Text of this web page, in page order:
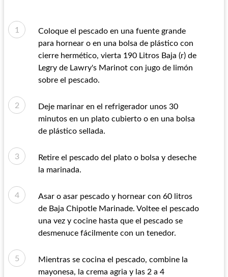
Coloque el pescado en una fuente grande
para hornear o en una bolsa de plástico con
cierre hermético, vierta 190 Litros Baja (r) de
Legry de Lawry's Marinot con jugo de limón
sobre el pescado.
Deje marinar en el refrigerador unos 30
minutos en un plato cubierto o en una bolsa
de plástico sellada.
Retire el pescado del plato o bolsa y deseche
la marinada.
Asar o asar pescado y hornear con 60 litros
de Baja Chipotle Marinade. Voltee el pescado
una vez y cocine hasta que el pescado se
desmenuce fácilmente con un tenedor.
Mientras se cocina el pescado, combine la
mayonesa, la crema agria y las 2 a 4